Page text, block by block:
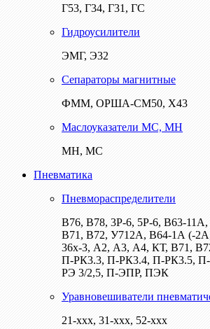
Г53, Г34, Г31, ГС
Гидроусилители
ЭМГ, Э32
Сепараторы магнитные
ФММ, ОРША-СМ50, Х43
Маслоуказатели МС, МН
МН, МС
Пневматика
Пневмораспределители
В76, В78, 3Р-6, 5Р-6, В63-
В71, В72, У712А, В64-1А (-
36х-3, А2, А3, А4, КТ, В71,
П-РК3.3, П-РК3.4, П-РК3.5,
РЭ 3/2,5, П-ЭПР, ПЭК
Уравновешиватели
21-ххх, 31-ххх, 52-ххх